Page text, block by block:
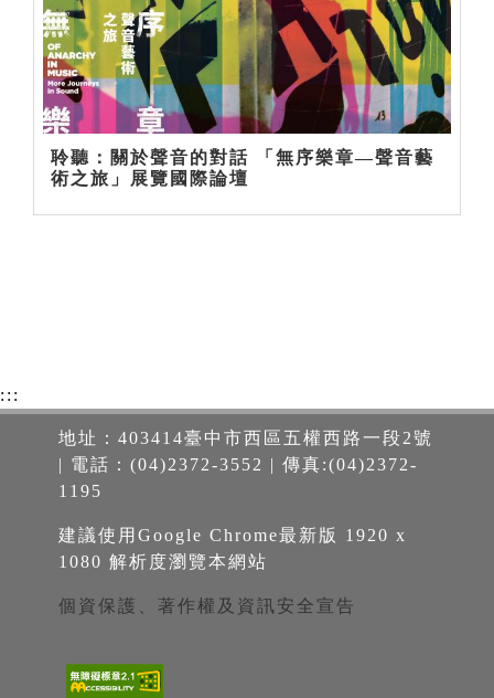
聆聽：關於聲音的對話 「無序樂章—聲音藝
術之旅」展覽國際論壇
:::
地址：403414臺中市西區五權西路一段2號
| 電話：(04)2372-3552 | 傳真:(04)2372-
1195
建議使用Google Chrome最新版 1920 x
1080 解析度瀏覽本網站
個資保護、著作權及資訊安全宣告